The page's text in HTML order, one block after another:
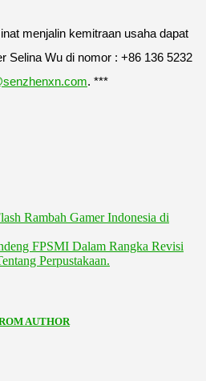
menjalin kemitraan usaha dapat
Selina Wu di nomor : +86 136 5232
. ***
Rambah Gamer Indonesia di
FPSMI Dalam Rangka Revisi
Perpustakaan.
AUTHOR